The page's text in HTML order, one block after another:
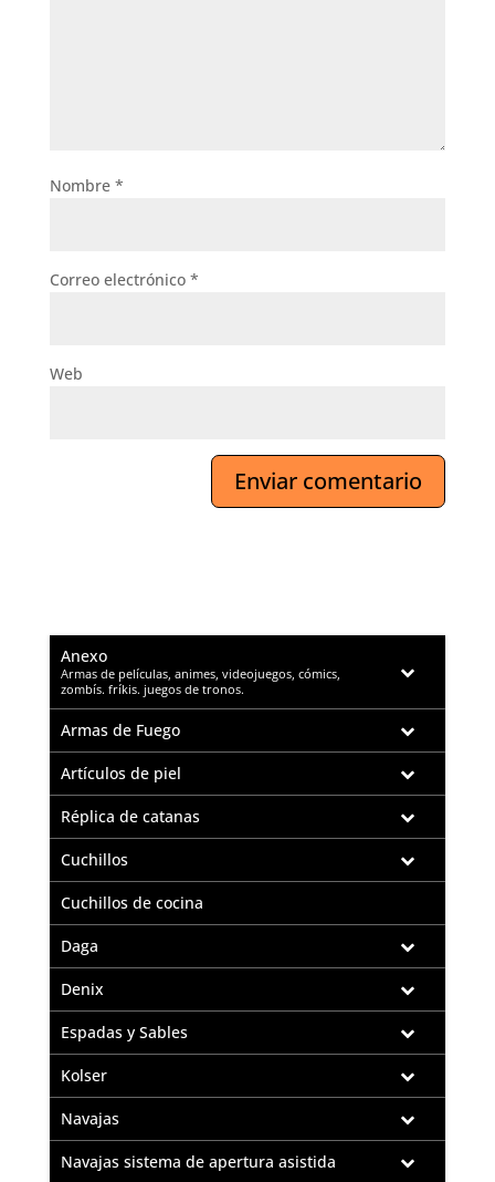
Nombre *
Correo electrónico *
Web
Anexo
–
Armas de películas, animes, videojuegos, cómics,
zombís. fríkis. juegos de tronos.
Armas de Fuego
Artículos de piel
Réplica de catanas
Cuchillos
Cuchillos de cocina
Daga
Denix
Espadas y Sables
Kolser
Navajas
Navajas sistema de apertura asistida